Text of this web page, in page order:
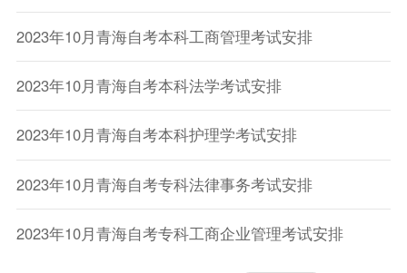
2023年10月青海自考本科工商管理考试安排
2023年10月青海自考本科法学考试安排
2023年10月青海自考本科护理学考试安排
2023年10月青海自考专科法律事务考试安排
2023年10月青海自考专科工商企业管理考试安排